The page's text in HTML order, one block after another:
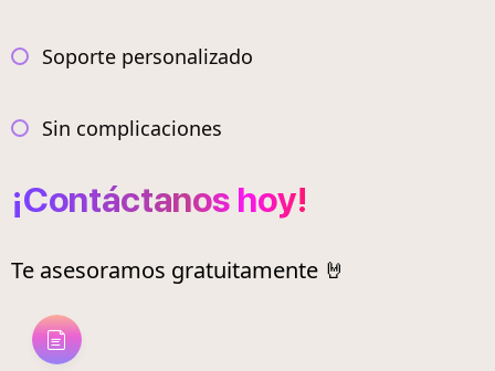
Soporte personalizado
Sin complicaciones
¡Contáctanos hoy!
Te asesoramos gratuitamente 🤘